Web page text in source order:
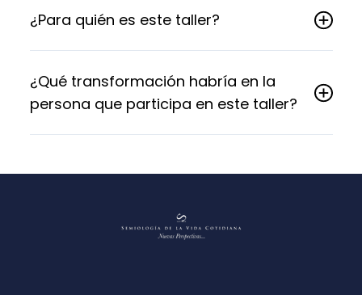
¿Para quién es este taller?
¿Qué transformación habría en la
persona que participa en este taller?